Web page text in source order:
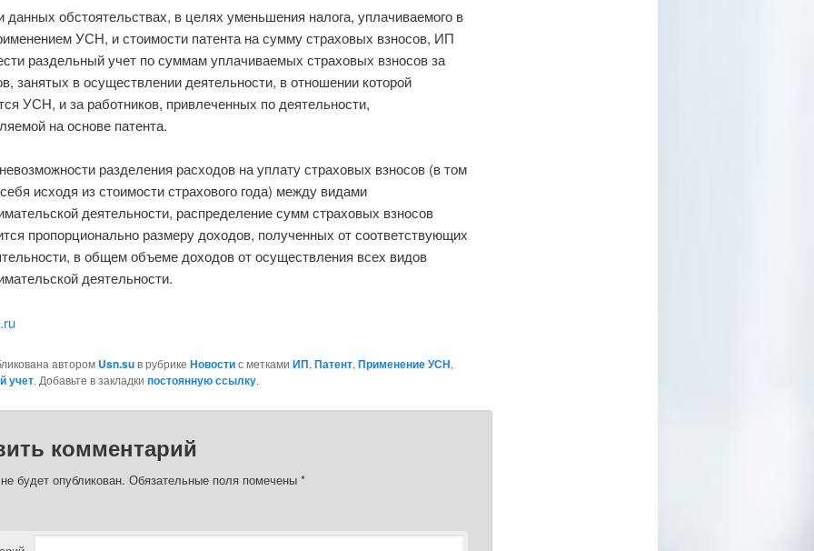
данных обстоятельствах, в целях уменьшения налога, уплачиваемого в
УСН, и стоимости патента на сумму страховых взносов, ИП
раздельный учет по суммам уплачиваемых страховых взносов за
занятых в осуществлении деятельности, в отношении которой
УСН, и за работников, привлеченных по деятельности,
на основе патента.
разделения расходов на уплату страховых взносов (в том
исходя из стоимости страхового года) между видами
деятельности, распределение сумм страховых взносов
пропорционально размеру доходов, полученных от соответствующих
в общем объеме доходов от осуществления всех видов
деятельности.
автором Usn.suв рубрике Новостис метками ИП, Патент, Применение УСН,
учет. Добавьте в закладки постоянную ссылку.
комментарий
будет опубликован. Обязательные поля помечены *